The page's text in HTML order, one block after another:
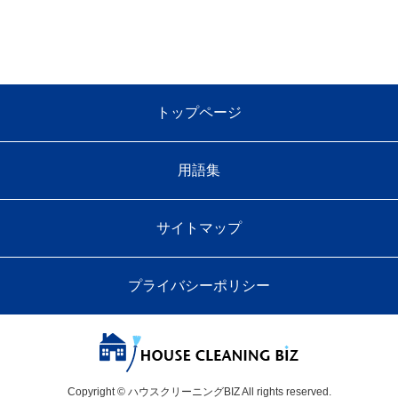
トップページ
用語集
サイトマップ
プライバシーポリシー
Copyright © ハウスクリーニングBIZ All rights reserved.